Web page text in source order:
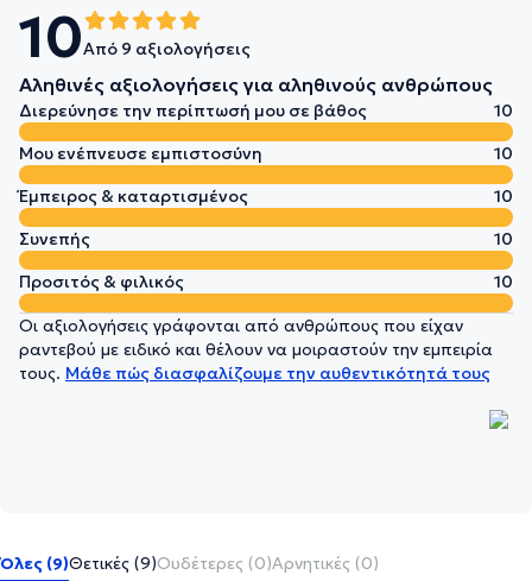
10Από 9 αξιολογήσεις
Αληθινές αξιολογήσεις για αληθινούς ανθρώπους
Διερεύνησε την περίπτωσή μου σε βάθος
10
Μου ενέπνευσε εμπιστοσύνη
10
Έμπειρος & καταρτισμένος
10
Συνεπής
10
Προσιτός & φιλικός
10
Οι αξιολογήσεις γράφονται από ανθρώπους που είχαν
ραντεβού με ειδικό και θέλουν να μοιραστούν την εμπειρία
τους. Μάθε πώς διασφαλίζουμε την αυθεντικότητά τους
Όλες (9)Θετικές (9)Ουδέτερες (0)Αρνητικές (0)